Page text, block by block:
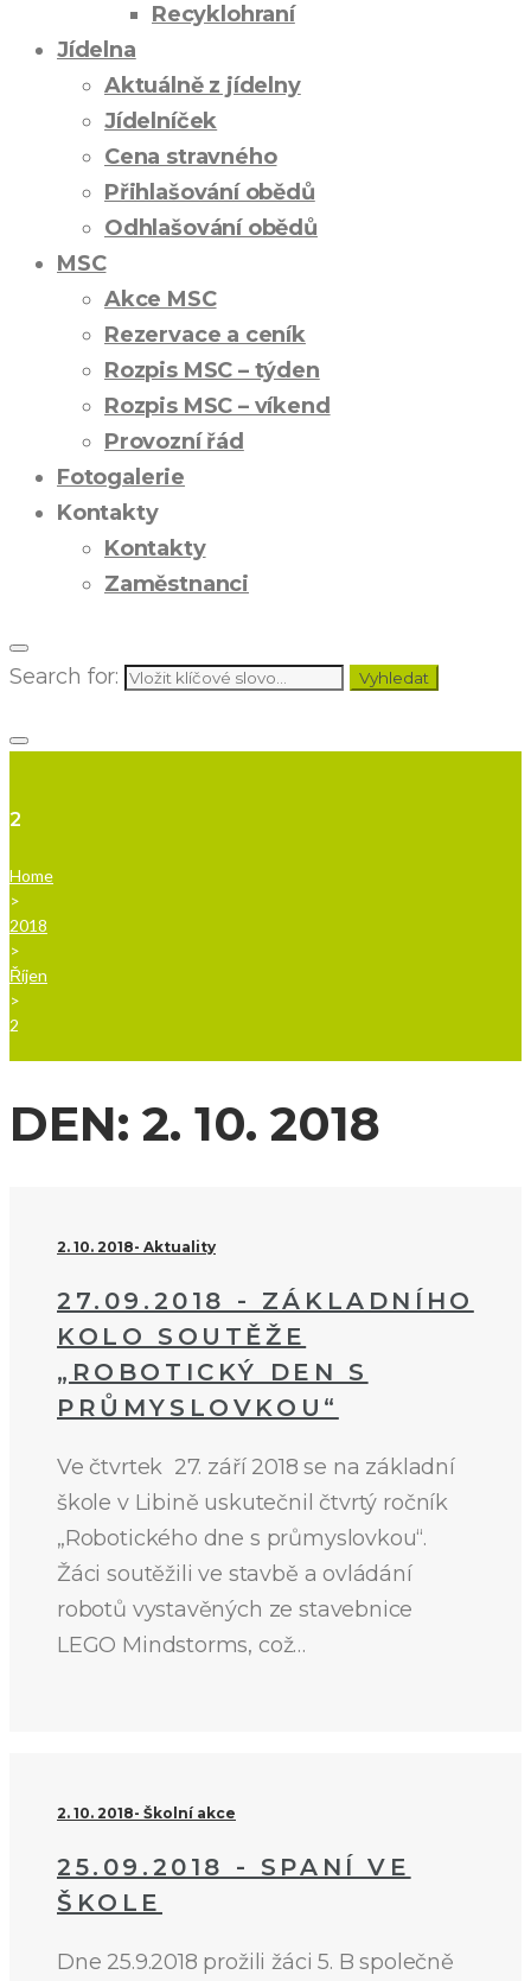
Recyklohraní
Jídelna
Aktuálně z jídelny
Jídelníček
Cena stravného
Přihlašování obědů
Odhlašování obědů
MSC
Akce MSC
Rezervace a ceník
Rozpis MSC – týden
Rozpis MSC – víkend
Provozní řád
Fotogalerie
Kontakty
Kontakty
Zaměstnanci
Search for: Vyhledat
2
Home
>
2018
>
Říjen
>
2
DEN: 2. 10. 2018
2. 10. 2018 Aktuality
27.09.2018 - ZÁKLADNÍHO
KOLO SOUTĚŽE
„ROBOTICKÝ DEN S
PRŮMYSLOVKOU“
Ve čtvrtek 27. září 2018 se na základní
škole v Libině uskutečnil čtvrtý ročník
„Robotického dne s průmyslovkou“.
Žáci soutěžili ve stavbě a ovládání
robotů vystavěných ze stavebnice
LEGO Mindstorms, což…
2. 10. 2018 Školní akce
25.09.2018 - SPANÍ VE
ŠKOLE
Dne 25.9.2018 prožili žáci 5. B společně